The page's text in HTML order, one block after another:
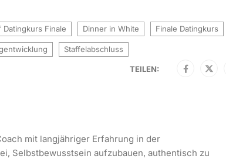
Datingkurs Finale Dinner in White Finale Datingkurs
Staffelabschluss
TEILEN:
mit langjähriger Erfahrung in der
Selbstbewusstsein aufzubauen, authentisch zu